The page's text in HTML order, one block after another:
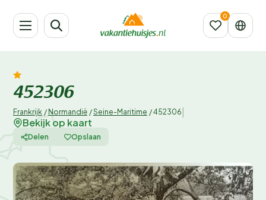
452306
Frankrijk / Normandië /Seine-Maritime /452306
Bekijk op kaart
Delen Opslaan